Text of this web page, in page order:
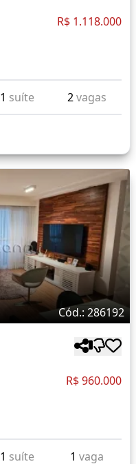
R$ 1.118.000
1 suíte 2vagas
Cód.: 286192
R$ 960.000
1 suíte 1 vaga